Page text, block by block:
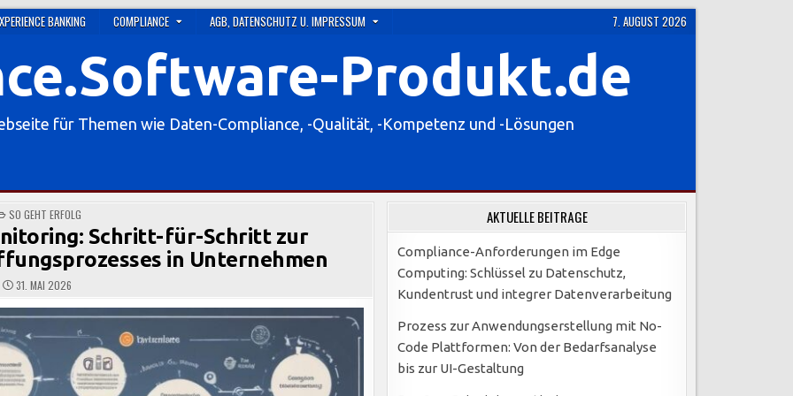
BANKING COMPLIANCE AGB, DATENSCHUTZ U. IMPRESSUM 7. AUGUST 2026
Produkt.de
für Themen wie Daten-Compliance, -Qualität, -Kompetenz und -Lösungen
POSTED
IN
SO GEHT ERFOLG
Schritt-für-Schritt zur
in Unternehmen
31. MAI 2026
AKTUELLE BEITRÄGE
Compliance-Anforderungen im Edge
Computing: Schlüssel zu Datenschutz,
Kundentrust und integrer Datenverarbeitung
Prozess zur Anwendungserstellung mit No-
Code Plattformen: Von der Bedarfsanalyse
bis zur UI-Gestaltung